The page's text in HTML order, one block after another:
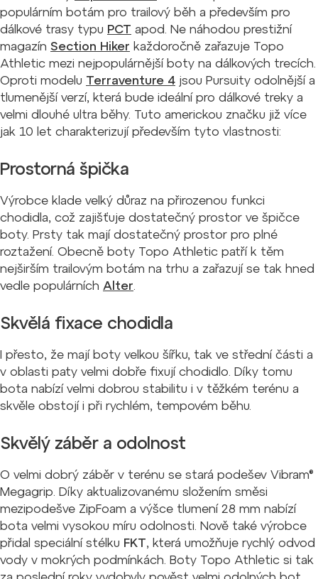
populárním botám pro trailový běh a především pro
dálkové trasy typu PCT apod. Ne náhodou prestižní
magazín Section Hiker každoročně zařazuje Topo
Athletic mezi nejpopulárnější boty na dálkových trecích.
Oproti modelu Terraventure 4 jsou Pursuity odolnější a
tlumenější verzí, která bude ideální pro dálkové treky a
velmi dlouhé ultra běhy. Tuto americkou značku již více
jak 10 let charakterizují především tyto vlastnosti:
Prostorná špička
Výrobce klade velký důraz na přirozenou funkci
chodidla, což zajišťuje dostatečný prostor ve špičce
boty. Prsty tak mají dostatečný prostor pro plné
roztažení. Obecně boty Topo Athletic patří k těm
nejširším trailovým botám na trhu a zařazují se tak hned
vedle populárních Alter.
Skvělá fixace chodidla
I přesto, že mají boty velkou šířku, tak ve střední části a
v oblasti paty velmi dobře fixují chodidlo. Díky tomu
bota nabízí velmi dobrou stabilitu i v těžkém terénu a
skvěle obstojí i při rychlém, tempovém běhu.
Skvělý záběr a odolnost
O velmi dobrý záběr v terénu se stará podešev Vibram®
Megagrip. Díky aktualizovanému složením směsi
mezipodešve ZipFoam a výšce tlumení 28 mm nabízí
bota velmi vysokou míru odolnosti. Nově také výrobce
přidal speciální stélku FKT, která umožňuje rychlý odvod
vody v mokrých podmínkách. Boty Topo Athletic si tak